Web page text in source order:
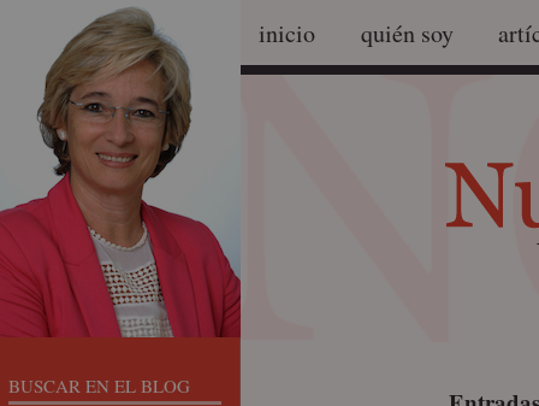
inicio quién soy
BUSCAR EN EL BLOG